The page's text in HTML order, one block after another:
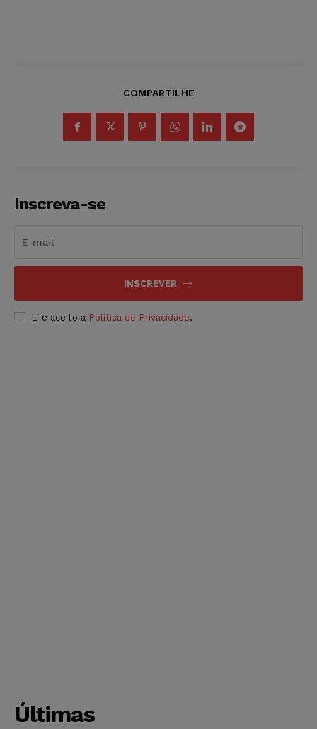
COMPARTILHE
Inscreva-se
INSCREVER
Li e aceito a Política de Privacidade.
Últimas